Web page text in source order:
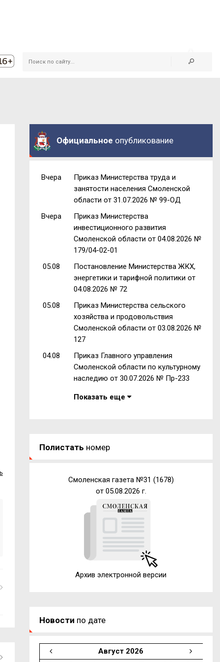
Официальное опубликование
Вчера
Приказ Министерства труда и
занятости населения Смоленской
области от 31.07.2026 № 99-ОД
Вчера
Приказ Министерства
инвестиционного развития
Смоленской области от 04.08.2026 №
179/04-02-01
05.08
Постановление Министерства ЖКХ,
энергетики и тарифной политики от
04.08.2026 № 72
05.08
Приказ Министерства сельского
хозяйства и продовольствия
Смоленской области от 03.08.2026 №
127
04.08
Приказ Главного управления
Смоленской области по культурному
наследию от 30.07.2026 № Пр-233
Показать еще
Полистать номер
Смоленская газета №31 (1678)
от 05.08.2026 г.
Архив электронной версии
Новости по дате
Август 2026